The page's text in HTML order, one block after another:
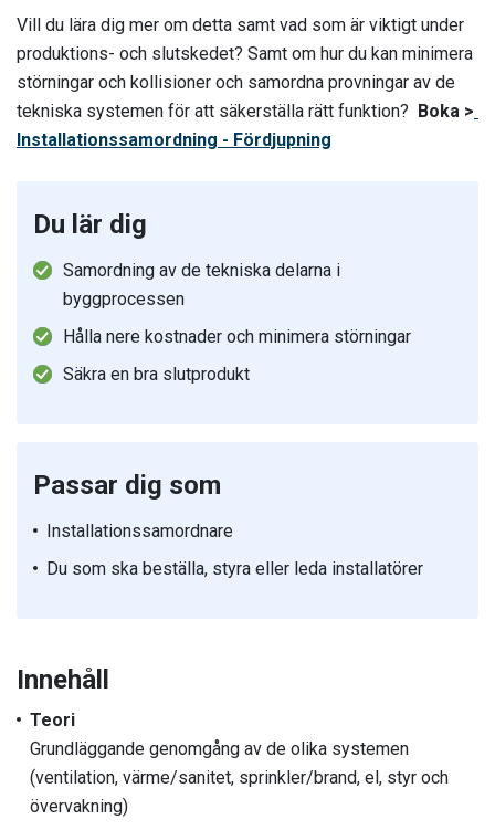
Vill du lära dig mer om detta samt vad som är viktigt under
produktions- och slutskedet? Samt om hur du kan minimera
störningar och kollisioner och samordna provningar av de
tekniska systemen för att säkerställa rätt funktion? Boka >
Installationssamordning - Fördjupning
Du lär dig
Samordning av de tekniska delarna i
byggprocessen
Hålla nere kostnader och minimera störningar
Säkra en bra slutprodukt
Passar dig som
Installationssamordnare
Du som ska beställa, styra eller leda installatörer
Innehåll
Teori
Grundläggande genomgång av de olika systemen
(ventilation, värme/sanitet, sprinkler/brand, el, styr och
övervakning)